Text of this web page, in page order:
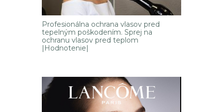
Profesionálna ochrana vlasov pred
tepelným poškodením. Sprej na
ochranu vlasov pred teplom
|Hodnotenie|